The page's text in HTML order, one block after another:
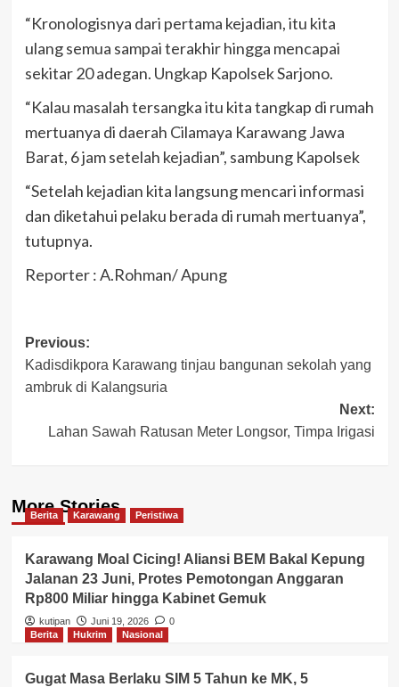
“Kronologisnya dari pertama kejadian, itu kita
ulang semua sampai terakhir hingga mencapai
sekitar 20 adegan. Ungkap Kapolsek Sarjono.
“Kalau masalah tersangka itu kita tangkap di rumah
mertuanya di daerah Cilamaya Karawang Jawa
Barat, 6 jam setelah kejadian”, sambung Kapolsek
“Setelah kejadian kita langsung mencari informasi
dan diketahui pelaku berada di rumah mertuanya”,
tutupnya.
Reporter : A.Rohman/ Apung
Post
navigation
Previous:
Kadisdikpora Karawang tinjau bangunan sekolah yang
ambruk di Kalangsuria
Next:
Lahan Sawah Ratusan Meter Longsor, Timpa Irigasi
More Stories
Berita Karawang Peristiwa
Karawang Moal Cicing! Aliansi BEM Bakal Kepung
Jalanan 23 Juni, Protes Pemotongan Anggaran
Rp800 Miliar hingga Kabinet Gemuk
kutipan Juni 19, 2026
0
Berita
Hukrim Nasional
Gugat Masa Berlaku SIM 5 Tahun ke MK, 5